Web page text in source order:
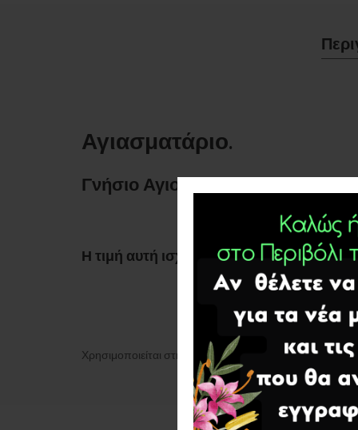
Αγιασματάριο.
Γνήσιο Αγιορείτικο χειροποίητο
Η τιμή αυτή ισχύει στο Άγιον Όρος.
Χρησιμοποιείται στην Αγία Τράπεζα,για τον αγιασμό